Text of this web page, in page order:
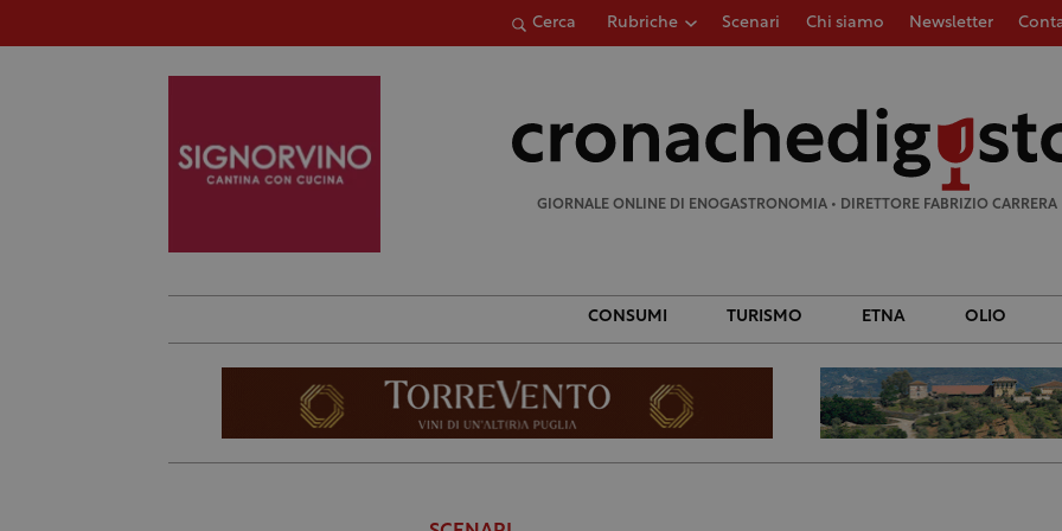
Cerca Rubriche Scenari Chi siamo Newsletter
GIORNALE ONLINE DI ENOGASTRONOMIA • DIRETTORE FABRIZIO CARRERA
CONSUMI TURISMO ETNA OLIO